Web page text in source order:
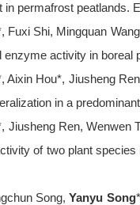
in permafrost peatlands.
, Fuxi Shi, Mingquan
enzyme activity in boreal
Aixin Hou*, Jiusheng
in a
Jiusheng Ren, Wenwen
of two plant species
Song,Yanyu Song